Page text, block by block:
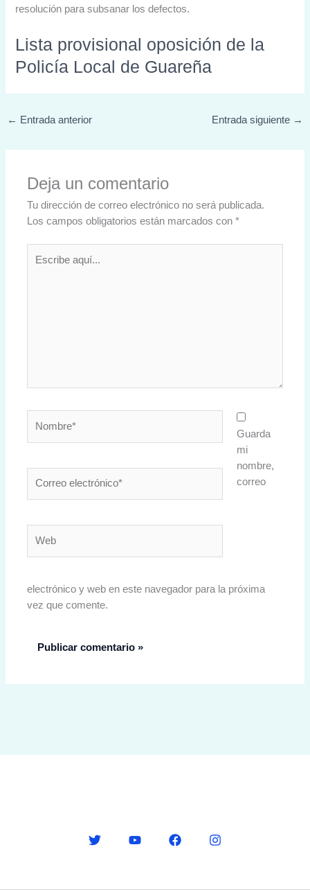
resolución para subsanar los defectos.
Lista provisional oposición de la
Policía Local de Guareña
← Entrada anterior Entrada siguiente →
Deja un comentario
Tu dirección de correo electrónico no será publicada.
Los campos obligatorios están marcados con*
aquí...
electrónico*
Guarda
mi
nombre,
correo
electrónico y web en este navegador para la próxima
vez que comente.